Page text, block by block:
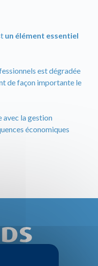
un élément essentiel
est dégradée
de façon importante le
la gestion
économiques